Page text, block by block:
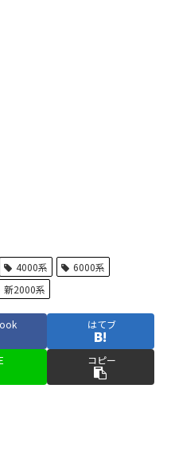
4000系
6000系
新2000系
はてブ
コピー